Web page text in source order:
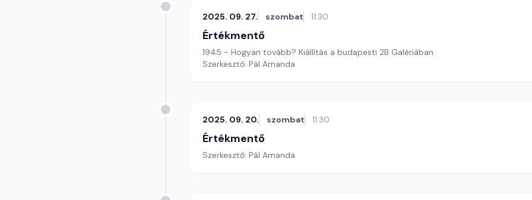
2025. 09. 27. szombat 11:30
Értékmentő
1945 - Hogyan tovább? Kiállítás a budapesti 2B Galériában.
Szerkesztő: Pál Amanda
2025. 09. 20. szombat 11:30
Értékmentő
Szerkesztő: Pál Amanda